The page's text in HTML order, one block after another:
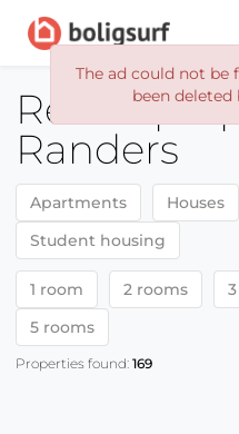
The ad could not be
been deleted
Rental
Randers
Apartments Houses
Student housing
1 room 2 rooms
5 rooms
Properties found: 169